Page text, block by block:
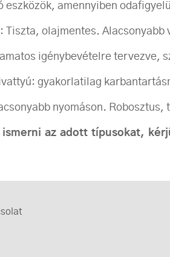
eszközök, amennyiben
Tiszta, olajmentes.
igénybevételre tervezve,
gyakorlatilag
nyomáson. Robosztus,
az adott típusokat,